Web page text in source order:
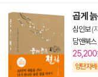
곱게
심인보(
담앤북스|
25,200
양탄자